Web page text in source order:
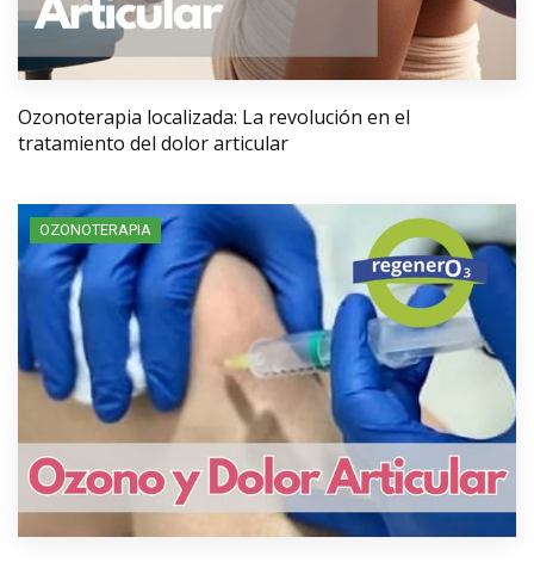
Ozonoterapia localizada: La revolución en el
tratamiento del dolor articular
OZONOTERAPIA